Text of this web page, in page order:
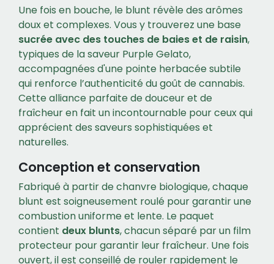
Une fois en bouche, le blunt révèle des arômes
doux et complexes. Vous y trouverez une base
sucrée avec des touches de baies et de raisin,
typiques de la saveur Purple Gelato,
accompagnées d'une pointe herbacée subtile
qui renforce l’authenticité du goût de cannabis.
Cette alliance parfaite de douceur et de
fraîcheur en fait un incontournable pour ceux qui
apprécient des saveurs sophistiquées et
naturelles.
Conception et conservation
Fabriqué à partir de chanvre biologique, chaque
blunt est soigneusement roulé pour garantir une
combustion uniforme et lente. Le paquet
contient deux blunts, chacun séparé par un film
protecteur pour garantir leur fraîcheur. Une fois
ouvert, il est conseillé de rouler rapidement le